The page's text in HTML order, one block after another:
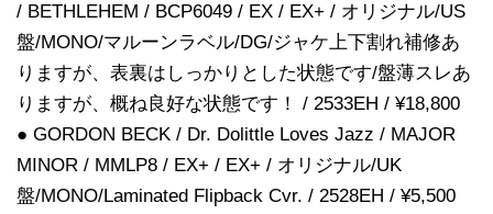
/ BETHLEHEM / BCP6049 / EX / EX+ / オリジナル/US
盤/MONO/マルーンラベル/DG/ジャケ上下割れ補修あ
りますが、表裏はしっかりとした状態です/盤薄スレあ
りますが、概ね良好な状態です！ / 2533EH / ¥18,800
● GORDON BECK / Dr. Dolittle Loves Jazz / MAJOR
MINOR / MMLP8 / EX+ / EX+ / オリジナル/UK
盤/MONO/Laminated Flipback Cvr. / 2528EH / ¥5,500